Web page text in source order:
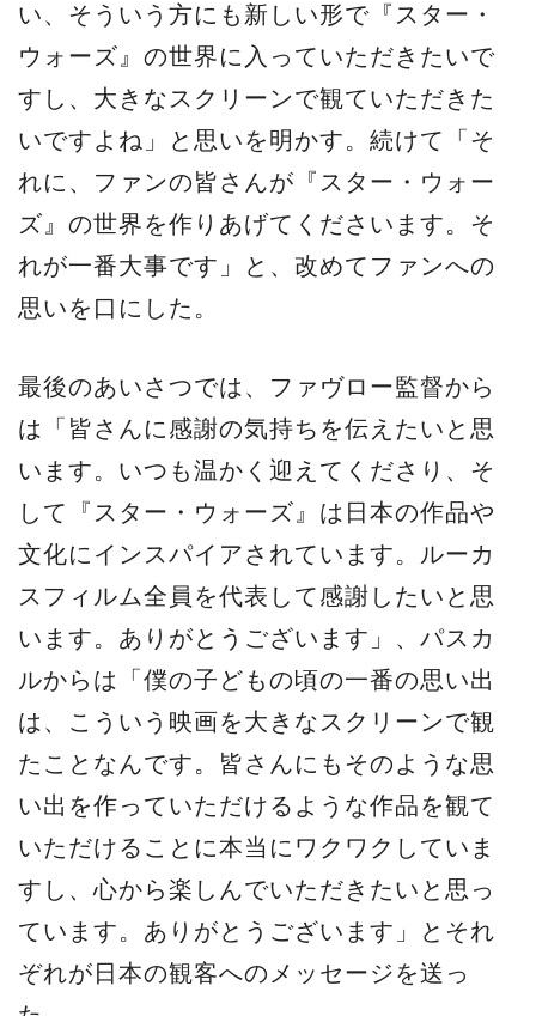
い、そういう方にも新しい形で『スター・
ウォーズ』の世界に入っていただきたいで
すし、大きなスクリーンで観ていただきた
いですよね」と思いを明かす。続けて「そ
れに、ファンの皆さんが『スター・ウォー
ズ』の世界を作りあげてくださいます。そ
れが一番大事です」と、改めてファンへの
思いを口にした。
最後のあいさつでは、ファヴロー監督から
は「皆さんに感謝の気持ちを伝えたいと思
います。いつも温かく迎えてくださり、そ
して『スター・ウォーズ』は日本の作品や
文化にインスパイアされています。ルーカ
スフィルム全員を代表して感謝したいと思
います。ありがとうございます」、パスカ
ルからは「僕の子どもの頃の一番の思い出
は、こういう映画を大きなスクリーンで観
たことなんです。皆さんにもそのような思
い出を作っていただけるような作品を観て
いただけることに本当にワクワクしていま
すし、心から楽しんでいただきたいと思っ
ています。ありがとうございます」とそれ
ぞれが日本の観客へのメッセージを送っ